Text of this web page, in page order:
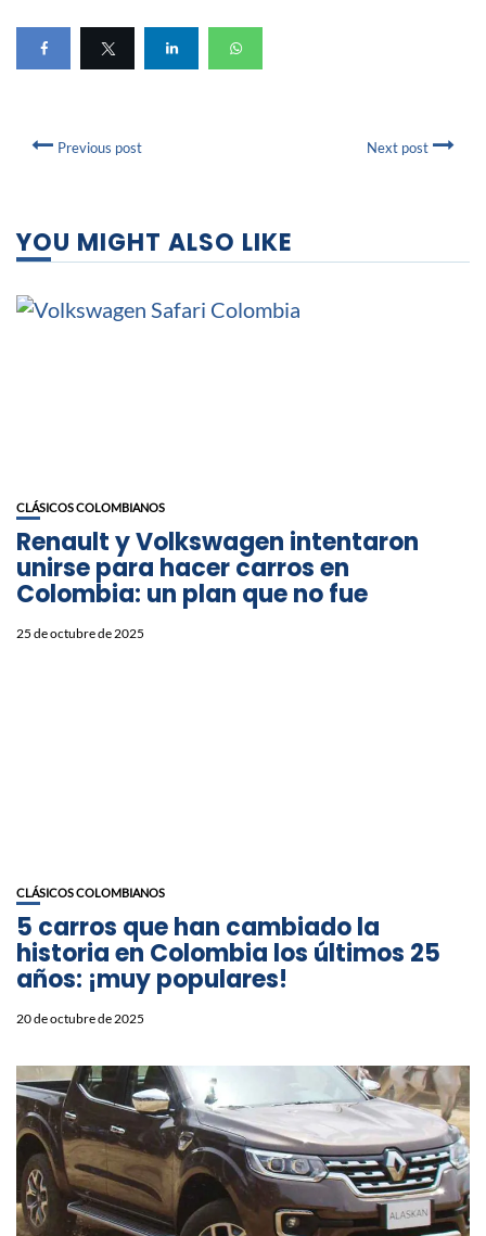
Previous post Next post
YOU MIGHT ALSO LIKE
CLÁSICOS COLOMBIANOS
Renault y Volkswagen intentaron
unirse para hacer carros en
Colombia: un plan que no fue
25 de octubre de 2025
CLÁSICOS COLOMBIANOS
5 carros que han cambiado la
historia en Colombia los últimos 25
años: ¡muy populares!
20 de octubre de 2025